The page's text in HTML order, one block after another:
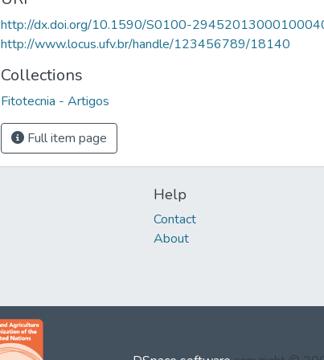
http://dx.doi.org/10.1590/S0100-
http://www.locus.ufv.br/handle/123456789/18140
Collections
Fitotecnia - Artigos
Full item page
Help
Contact
About